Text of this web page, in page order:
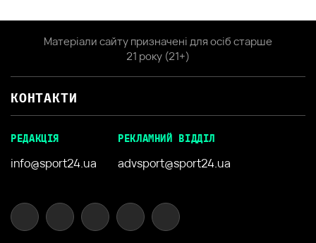
Матеріали сайту призначені для осіб старше
21 року (21+)
КОНТАКТИ
РЕДАКЦІЯ
info@sport24.ua
РЕКЛАМНИЙ ВІДДІЛ
advsport@sport24.ua